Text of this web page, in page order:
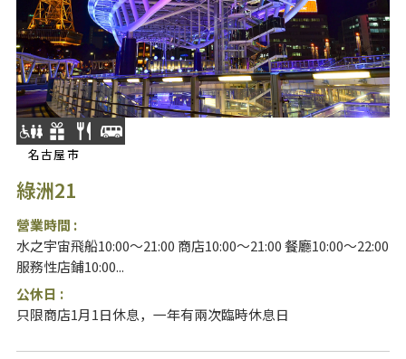
名古屋市
綠洲21
營業時間 :
水之宇宙飛船10:00〜21:00 商店10:00～21:00 餐廳10:00～22:00
服務性店鋪10:00...
公休日 :
只限商店1月1日休息，一年有兩次臨時休息日